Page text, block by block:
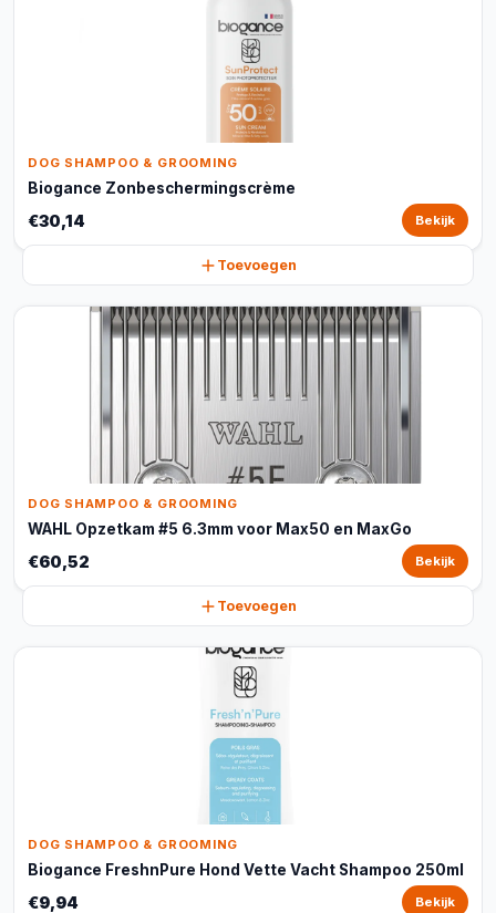
DOG SHAMPOO & GROOMING
Biogance Zonbeschermingscrème
€30,14 Bekijk
Toevoegen
DOG SHAMPOO & GROOMING
WAHL Opzetkam #5 6.3mm voor Max50 en MaxGo
€60,52 Bekijk
Toevoegen
DOG SHAMPOO & GROOMING
Biogance FreshnPure Hond Vette Vacht Shampoo 250ml
€9,94 Bekijk